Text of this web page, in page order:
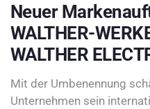
Neuer
WALTHER-
WALTHER
Mit der Umbenennung
Unternehmen sein